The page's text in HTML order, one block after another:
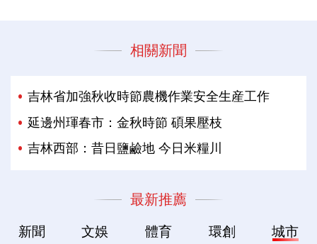
相關新聞
吉林省加強秋收時節農機作業安全生産工作
延邊州琿春市：金秋時節 碩果壓枝
吉林西部：昔日鹽鹼地 今日米糧川
最新推薦
新聞 文娛 體育 環創 城市